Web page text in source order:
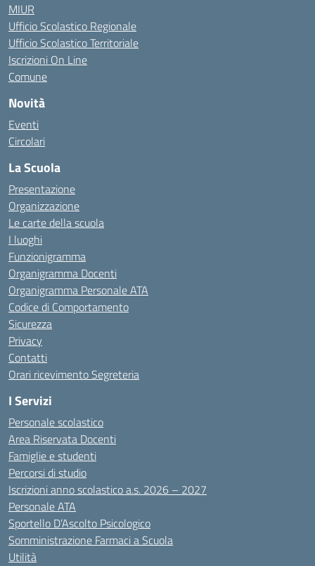
MIUR
Ufficio Scolastico Regionale
Ufficio Scolastico Territoriale
Iscrizioni On Line
Comune
Novità
Eventi
Circolari
La Scuola
Presentazione
Organizzazione
Le carte della scuola
I luoghi
Funzionigramma
Organigramma Docenti
Organigramma Personale ATA
Codice di Comportamento
Sicurezza
Privacy
Contatti
Orari ricevimento Segreteria
I Servizi
Personale scolastico
Area Riservata Docenti
Famiglie e studenti
Percorsi di studio
Iscrizioni anno scolastico a.s. 2026 – 2027
Personale ATA
Sportello D’Ascolto Psicologico
Somministrazione Farmaci a Scuola
Utilità